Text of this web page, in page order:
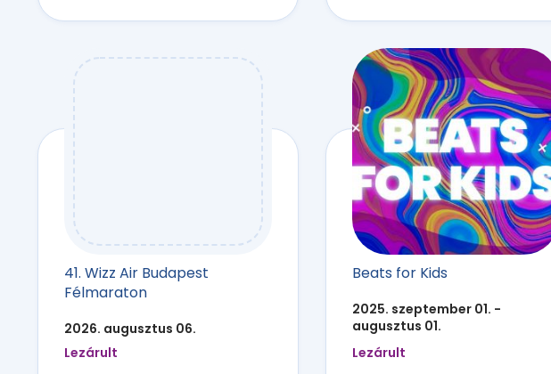
41. Wizz Air Budapest
Félmaraton
2026. augusztus 06.
Lezárult
Beats for Kids
2025. szeptember 01. -
augusztus 01.
Lezárult